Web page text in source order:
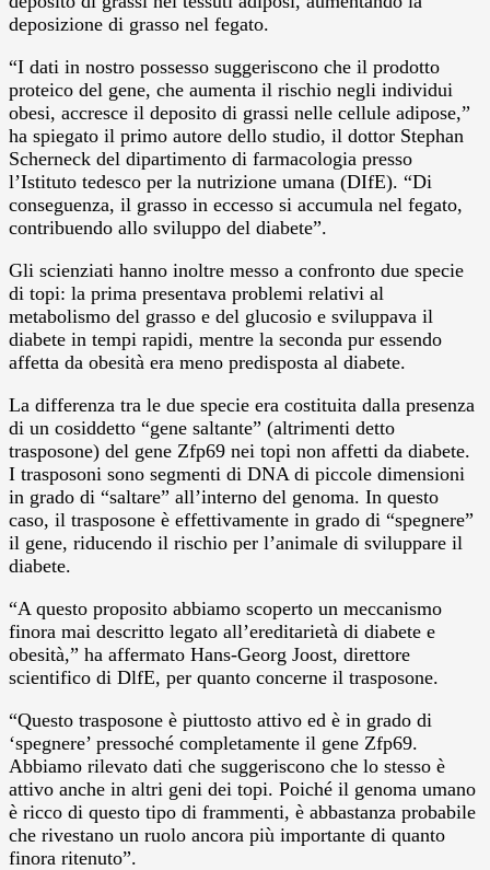
deposizione di grasso nel fegato.
“I dati in nostro possesso suggeriscono che il prodotto
proteico del gene, che aumenta il rischio negli individui
obesi, accresce il deposito di grassi nelle cellule adipose,”
ha spiegato il primo autore dello studio, il dottor Stephan
Scherneck del dipartimento di farmacologia presso
l’Istituto tedesco per la nutrizione umana (DIfE). “Di
conseguenza, il grasso in eccesso si accumula nel fegato,
contribuendo allo sviluppo del diabete”.
Gli scienziati hanno inoltre messo a confronto due specie
di topi: la prima presentava problemi relativi al
metabolismo del grasso e del glucosio e sviluppava il
diabete in tempi rapidi, mentre la seconda pur essendo
affetta da obesità era meno predisposta al diabete.
La differenza tra le due specie era costituita dalla presenza
di un cosiddetto “gene saltante” (altrimenti detto
trasposone) del gene Zfp69 nei topi non affetti da diabete.
I trasposoni sono segmenti di DNA di piccole dimensioni
in grado di “saltare” all’interno del genoma. In questo
caso, il trasposone è effettivamente in grado di “spegnere”
il gene, riducendo il rischio per l’animale di sviluppare il
diabete.
“A questo proposito abbiamo scoperto un meccanismo
finora mai descritto legato all’ereditarietà di diabete e
obesità,” ha affermato Hans-Georg Joost, direttore
scientifico di DlfE, per quanto concerne il trasposone.
“Questo trasposone è piuttosto attivo ed è in grado di
‘spegnere’ pressoché completamente il gene Zfp69.
Abbiamo rilevato dati che suggeriscono che lo stesso è
attivo anche in altri geni dei topi. Poiché il genoma umano
è ricco di questo tipo di frammenti, è abbastanza probabile
che rivestano un ruolo ancora più importante di quanto
finora ritenuto”.